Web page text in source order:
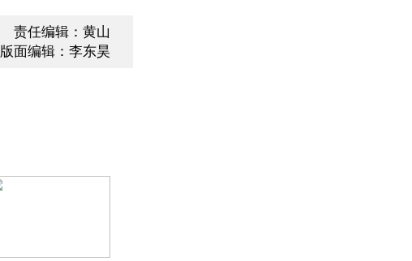
责任编辑：黄山
版面编辑：李东昊